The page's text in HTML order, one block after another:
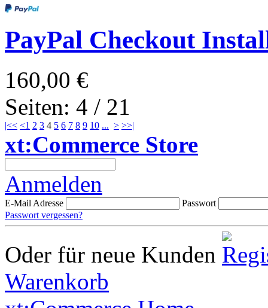
PayPal Checkout
160,00 €
Seiten: 4 / 21
|<< <1 2 3 4 5 6 7 8 9 10 ... > >>|
xt:Commerce Store
Anmelden
E-Mail Adresse
Passwort
Passwort vergessen?
Oder für neue Kunden
Warenkorb